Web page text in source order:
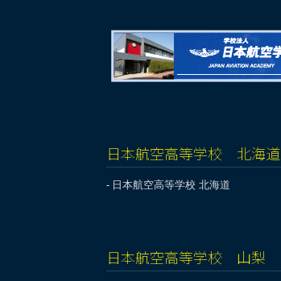
日本航空高等学校 北海道
日本航空高等学校 北海道
日本航空高等学校 山梨